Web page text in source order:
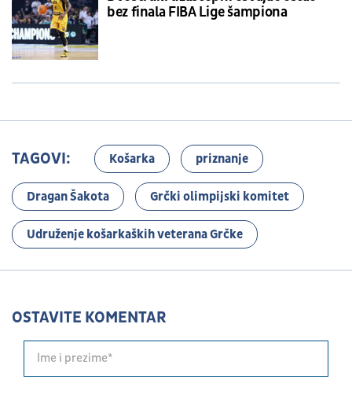
bez finala FIBA Lige šampiona
TAGOVI: Košarka priznanje
Dragan Šakota Grčki olimpijski komitet
Udruženje košarkaških veterana Grčke
OSTAVITE KOMENTAR